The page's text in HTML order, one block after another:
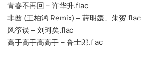
青春不再回 – 许华升.flac
非酋 (王柏鸿 Remix) – 薛明媛、朱贺.flac
风筝误 – 刘珂矣.flac
高手高手高高手 – 鲁士郎.flac